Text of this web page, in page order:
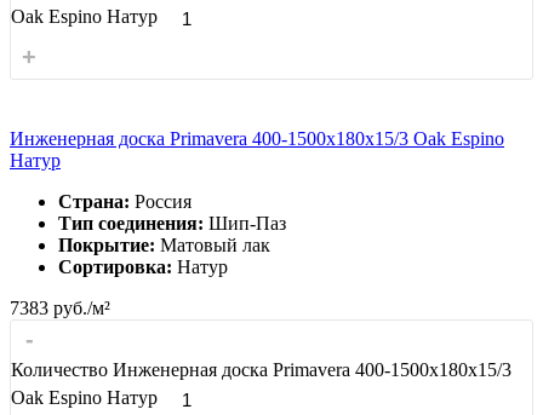
Oak Espino Натур
+
Инженерная доска Primavera 400-1500х180х15/3 Oak Espino
Натур
Страна: Россия
Тип соединения: Шип-Паз
Покрытие: Матовый лак
Сортировка: Натур
7383 руб./м²
-
Количество Инженерная доска Primavera 400-1500х180х15/3
Oak Espino Натур